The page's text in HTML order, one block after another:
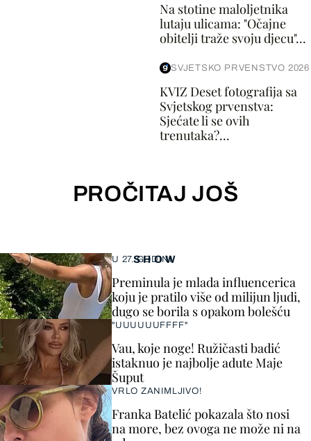
Na stotine maloljetnika
lutaju ulicama: "Očajne
obitelji traže svoju djecu"...
SVJETSKO PRVENSTVO 2026
KVIZ Deset fotografija sa
Svjetskog prvenstva:
Sjećate li se ovih
trenutaka?...
PROČITAJ JOŠ
SHOW
U 27. GODINI
Preminula je mlada influencerica
koju je pratilo više od milijun ljudi,
dugo se borila s opakom bolešću
"UUUUUUFFFF"
Vau, koje noge! Ružičasti badić
istaknuo je najbolje adute Maje
Šuput
VRLO ZANIMLJIVO!
Franka Batelić pokazala što nosi
na more, bez ovoga ne može ni na